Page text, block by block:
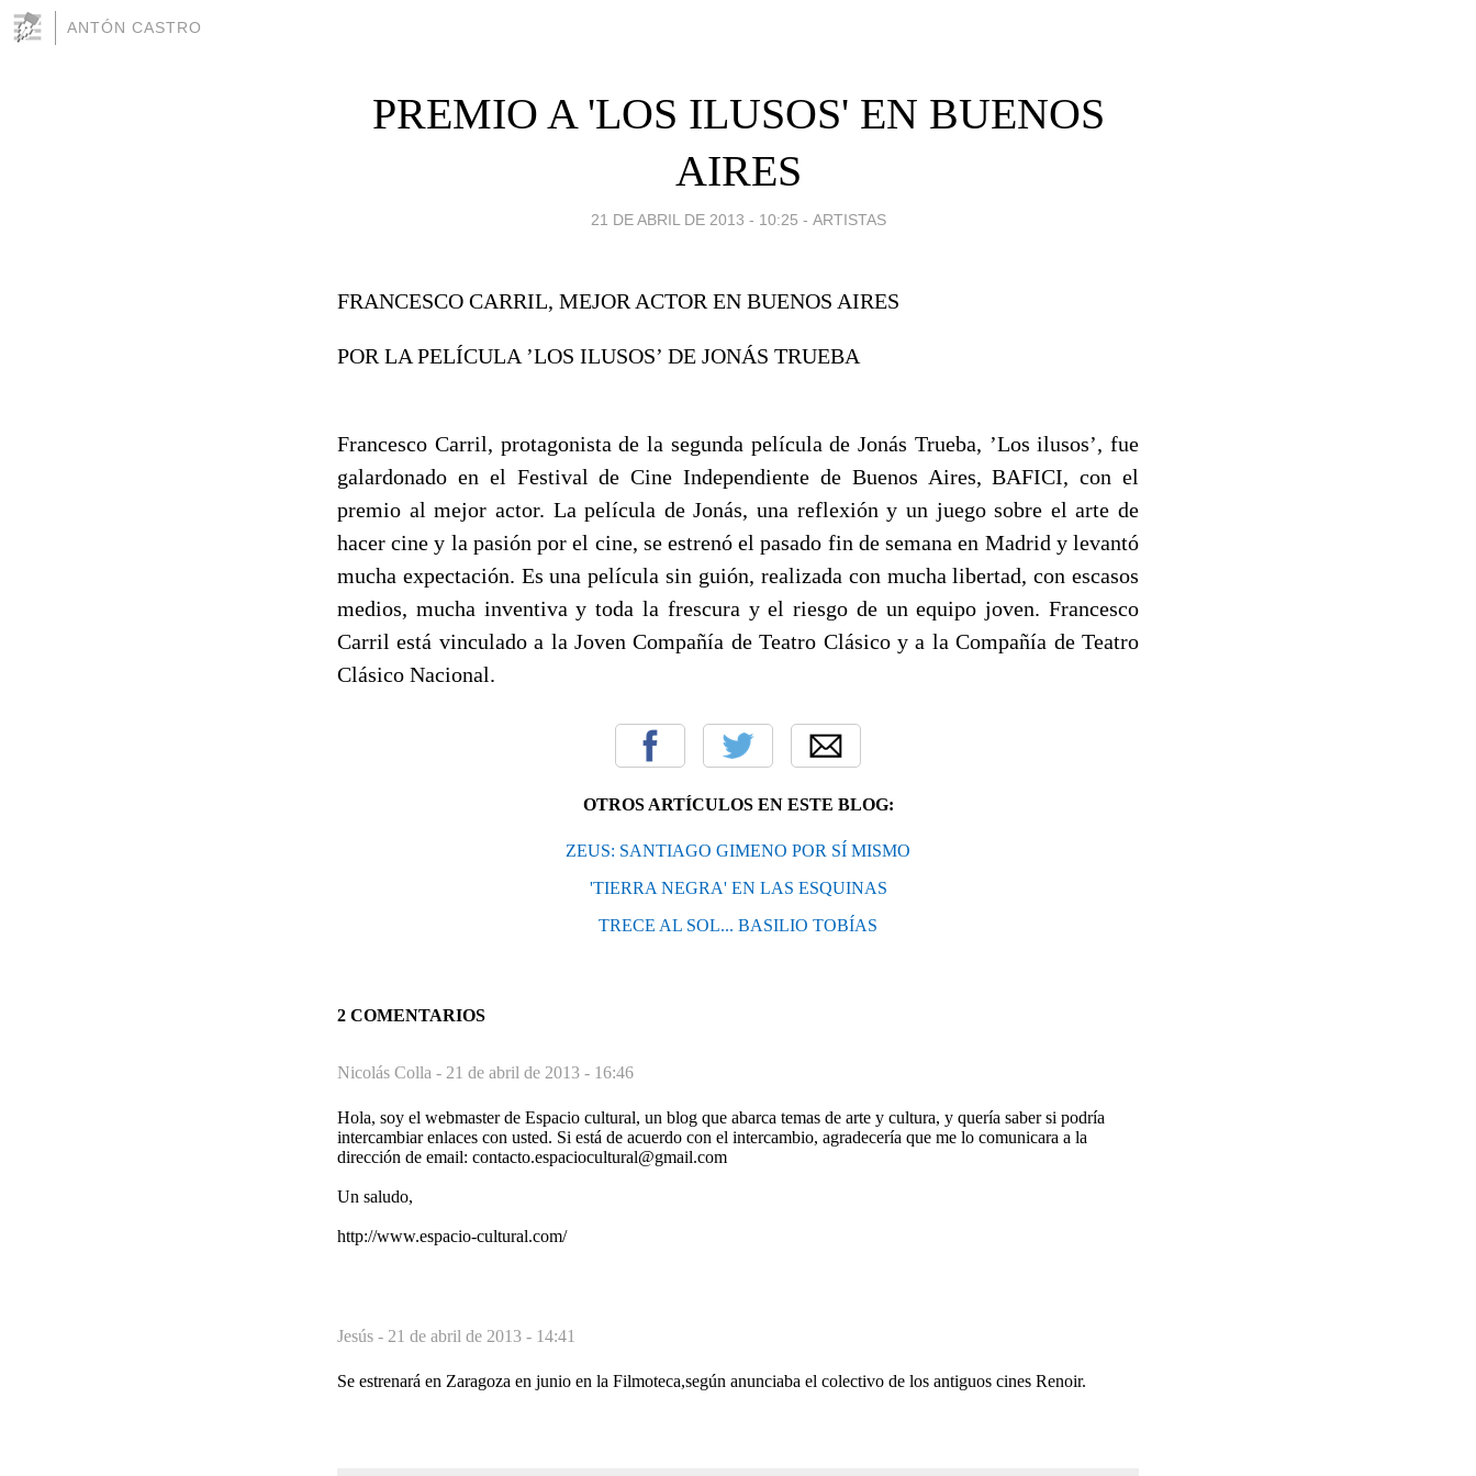
ANTÓN CASTRO
PREMIO A 'LOS ILUSOS' EN BUENOS
AIRES
21 DE ABRIL DE 2013 - 10:25 - ARTISTAS
FRANCESCO CARRIL, MEJOR ACTOR EN BUENOS AIRES
POR LA PELÍCULA ’LOS ILUSOS’ DE JONÁS TRUEBA
Francesco Carril, protagonista de la segunda película de Jonás Trueba, ’Los ilusos’, fue
galardonado en el Festival de Cine Independiente de Buenos Aires, BAFICI, con el
premio al mejor actor. La película de Jonás, una reflexión y un juego sobre el arte de
hacer cine y la pasión por el cine, se estrenó el pasado fin de semana en Madrid y levantó
mucha expectación. Es una película sin guión, realizada con mucha libertad, con escasos
medios, mucha inventiva y toda la frescura y el riesgo de un equipo joven. Francesco
Carril está vinculado a la Joven Compañía de Teatro Clásico y a la Compañía de Teatro
Clásico Nacional.
OTROS ARTÍCULOS EN ESTE BLOG:
ZEUS: SANTIAGO GIMENO POR SÍ MISMO
'TIERRA NEGRA' EN LAS ESQUINAS
TRECE AL SOL... BASILIO TOBÍAS
2 COMENTARIOS
Nicolás Colla - 21 de abril de 2013 - 16:46
Hola, soy el webmaster de Espacio cultural, un blog que abarca temas de arte y cultura, y quería saber si podría
intercambiar enlaces con usted. Si está de acuerdo con el intercambio, agradecería que me lo comunicara a la
dirección de email: contacto.espaciocultural@gmail.com
Un saludo,
http://www.espacio-cultural.com/
Jesús - 21 de abril de 2013 - 14:41
Se estrenará en Zaragoza en junio en la Filmoteca,según anunciaba el colectivo de los antiguos cines Renoir.